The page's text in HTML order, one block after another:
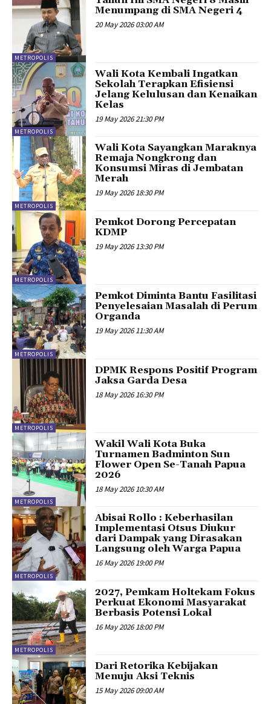
METROPOLIS
Menumpang di SMA Negeri 4
20 May 2026 03:00 AM
METROPOLIS
Wali Kota Kembali Ingatkan
Sekolah Terapkan Efisiensi
Jelang Kelulusan dan Kenaikan
Kelas
19 May 2026 21:30 PM
METROPOLIS
Wali Kota Sayangkan Maraknya
Remaja Nongkrong dan
Konsumsi Miras di Jembatan
Merah
19 May 2026 18:30 PM
METROPOLIS
Pemkot Dorong Percepatan
KDMP
19 May 2026 13:30 PM
METROPOLIS
Pemkot Diminta Bantu Fasilitasi
Penyelesaian Masalah di Perum
Organda
19 May 2026 11:30 AM
METROPOLIS
DPMK Respons Positif Program
Jaksa Garda Desa
18 May 2026 16:30 PM
METROPOLIS
Wakil Wali Kota Buka
Turnamen Badminton Sun
Flower Open Se-Tanah Papua
2026
18 May 2026 10:30 AM
METROPOLIS
Abisai Rollo : Keberhasilan
Implementasi Otsus Diukur
dari Dampak yang Dirasakan
Langsung oleh Warga Papua
16 May 2026 19:00 PM
METROPOLIS
2027, Pemkam Holtekam Fokus
Perkuat Ekonomi Masyarakat
Berbasis Potensi Lokal
16 May 2026 18:00 PM
Dari Retorika Kebijakan
Menuju Aksi Teknis
15 May 2026 09:00 AM